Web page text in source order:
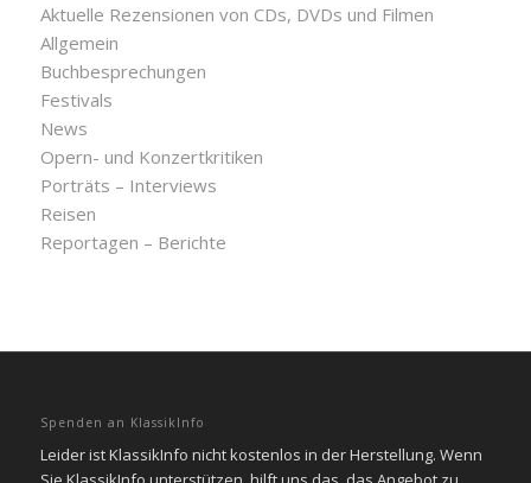
Aktuelle Rezensionen von CDs, DVDs und Filmen
Allgemein
Buchbesprechungen
Festivals
News
Opern- und Konzertkritiken
Porträts – Interviews
Reisen
Reportagen – Berichte
Spenden an KlassikInfo
Leider ist KlassikInfo nicht kostenlos in der Herstellung. Wenn